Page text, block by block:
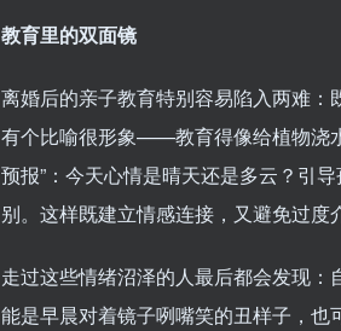
教育里的双面镜
离婚后的亲子教育特别容易陷入两难：
有个比喻很形象——教育得像给植物浇
预报”：今天心情是晴天还是多云？引
别。这样既建立情感连接，又避免过度
走过这些情绪沼泽的人最后都会发现：
能是早晨对着镜子咧嘴笑的丑样子，也